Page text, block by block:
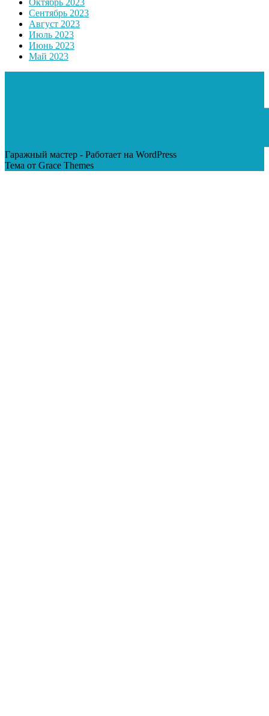
Сентябрь 2023
Август 2023
Июль 2023
Июнь 2023
Май 2023
Гаражный мастер - Работает на WordPress
Тема от Grace Themes